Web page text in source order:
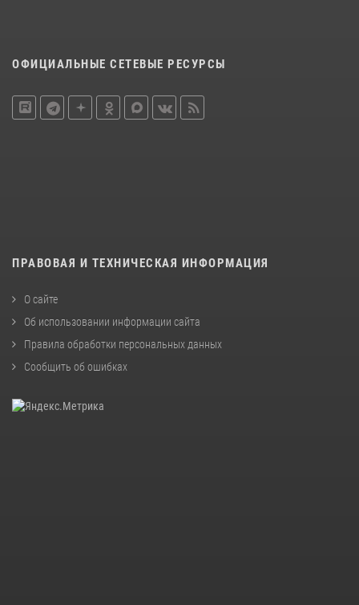
ОФИЦИАЛЬНЫЕ СЕТЕВЫЕ РЕСУРСЫ
ПРАВОВАЯ И ТЕХНИЧЕСКАЯ ИНФОРМАЦИЯ
О сайте
Об использовании информации сайта
Правила обработки персональных данных
Сообщить об ошибках